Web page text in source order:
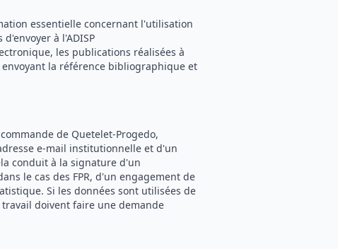
essentielle concernant l'utilisation
à l'ADISP
les publications réalisées à
la référence bibliographique et
de Quetelet-Progedo,
e-mail institutionnelle et d'un
conduit à la signature d'un
le cas des FPR, d'un engagement de
Si les données sont utilisées de
doivent faire une demande